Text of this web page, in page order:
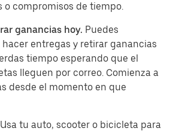
o compromisos de tiempo.
ganancias hoy. Puedes
entregas y retirar ganancias
tiempo esperando que el
lleguen por correo. Comienza a
desde el momento en que
tu auto, scooter o bicicleta para